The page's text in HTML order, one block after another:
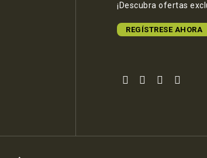
¡Descubra ofertas
REGÍSTRESE AHORA